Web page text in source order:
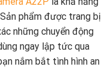
phẩm được trang bị
những chuyển động
ngay lập tức qua
nắm bắt tình hình an